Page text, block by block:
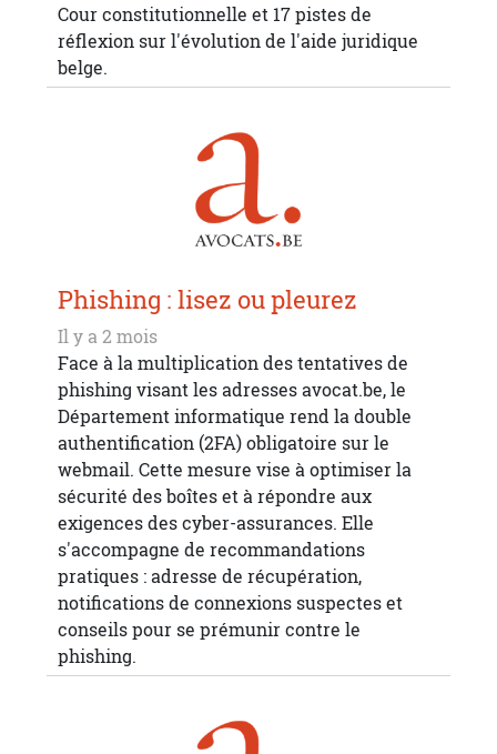
Cour constitutionnelle et 17 pistes de
réflexion sur l'évolution de l'aide juridique
belge.
Phishing : lisez ou pleurez
Il y a 2 mois
Face à la multiplication des tentatives de
phishing visant les adresses avocat.be, le
Département informatique rend la double
authentification (2FA) obligatoire sur le
webmail. Cette mesure vise à optimiser la
sécurité des boîtes et à répondre aux
exigences des cyber-assurances. Elle
s'accompagne de recommandations
pratiques : adresse de récupération,
notifications de connexions suspectes et
conseils pour se prémunir contre le
phishing.